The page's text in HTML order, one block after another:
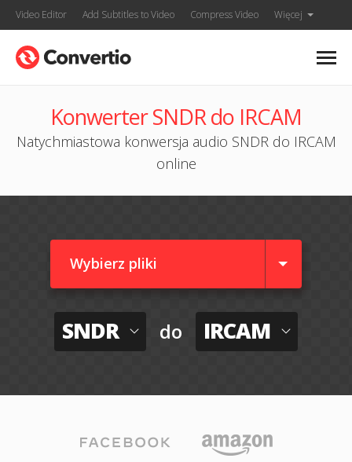
Video Editor Add Subtitles to Video Compress Video Więcej
Konwerter SNDR do IRCAM
Natychmiastowa konwersja audio SNDR do IRCAM
online
Wybierz pliki
SNDR do IRCAM